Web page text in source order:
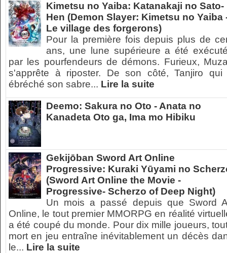
Kimetsu no Yaiba: Katanakaji no Sato-
Hen (Demon Slayer: Kimetsu no Yaiba
Le village des forgerons)
Pour la première fois depuis plus de
ans, une lune supérieure a été
par les pourfendeurs de démons. Furieux,
s'apprête à riposter. De son côté, Tanjiro qui
ébréché son sabre... Lire la suite
Deemo: Sakura no Oto - Anata no
Kanadeta Oto ga, Ima mo Hibiku
Gekijōban Sword Art Online
Progressive: Kuraki Yūyami no
(Sword Art Online the Movie -
Progressive- Scherzo of Deep Night)
Un mois a passé depuis que Sword
Online, le tout premier MMORPG en réalité
a été coupé du monde. Pour dix mille joueurs,
mort en jeu entraîne inévitablement un décès
le... Lire la suite